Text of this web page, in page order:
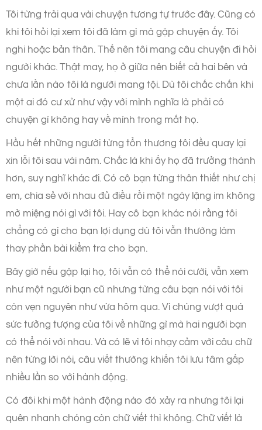
Tôi từng trải qua vài chuyện tương tự trước đây. Cũng có
khi tôi hỏi lại xem tôi đã làm gì mà gặp chuyện ấy. Tôi
nghi hoặc bản thân. Thế nên tôi mang câu chuyện đi hỏi
người khác. Thật may, họ ở giữa nên biết cả hai bên và
chưa lần nào tôi là người mang tội. Dù tôi chắc chắn khi
một ai đó cư xử như vậy với mình nghĩa là phải có
chuyện gì không hay về mình trong mắt họ.
Hầu hết những người từng tổn thương tôi đều quay lại
xin lỗi tôi sau vài năm. Chắc là khi ấy họ đã trưởng thành
hơn, suy nghĩ khác đi. Có cô bạn từng thân thiết như chị
em, chia sẻ với nhau đủ điều rồi một ngày lặng im không
mở miệng nói gì với tôi. Hay cô bạn khác nói rằng tôi
chẳng có gì cho bạn lợi dụng dù tôi vẫn thường làm
thay phần bài kiểm tra cho bạn.
Bây giờ nếu gặp lại họ, tôi vẫn có thể nói cười, vẫn xem
như một người bạn cũ nhưng từng câu bạn nói với tôi
còn vẹn nguyên như vừa hôm qua. Vì chúng vượt quá
sức tưởng tượng của tôi về những gì mà hai người bạn
có thể nói với nhau. Và có lẽ vì tôi nhạy cảm với câu chữ
nên từng lời nói, câu viết thường khiến tôi lưu tâm gấp
nhiều lần so với hành động.
Có đôi khi một hành động nào đó xảy ra nhưng tôi lại
quên nhanh chóng còn chữ viết thì không. Chữ viết là